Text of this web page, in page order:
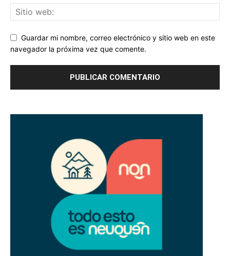
Guardar mi nombre, correo electrónico y sitio web en este
navegador la próxima vez que comente.